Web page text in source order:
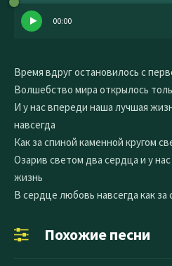
00:00
Время вдруг остановилось с
Волшебство мира открылось
И у нас впереди наша лучшая
навсегда
Как за спиной каменной кругом
Озарив светом два сердца и у
жизнь
В сердце любовь навсегда как за
Похожие песни